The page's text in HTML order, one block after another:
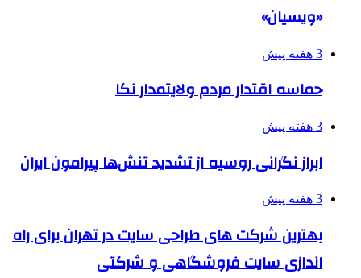
«ویسیان»
3 هفته پیش
حماسه اقتدار مردم ولایتمدار نکا
3 هفته پیش
ابراز نگرانی روسیه از تشدید تنش‌ها پیرامون ایران
3 هفته پیش
بهترین شرکت های طراحی سایت در تهران برای راه
اندازی سایت فروشگاهی و شرکتی